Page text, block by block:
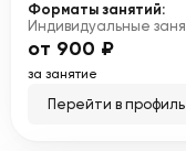
Форматы занятий:
Индивидуальные
от 900 ₽
за занятие
Перейти в профиль